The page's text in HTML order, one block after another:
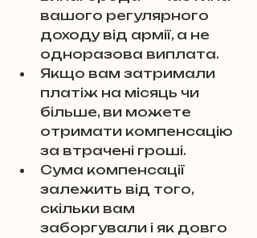
вашого регулярного
доходу від армії, а не
одноразова виплата.
Якщо вам затримали
платіж на місяць чи
більше, ви можете
отримати компенсацію
за втрачені гроші.
Сума компенсації
залежить від того,
скільки вам
заборгували і як довго